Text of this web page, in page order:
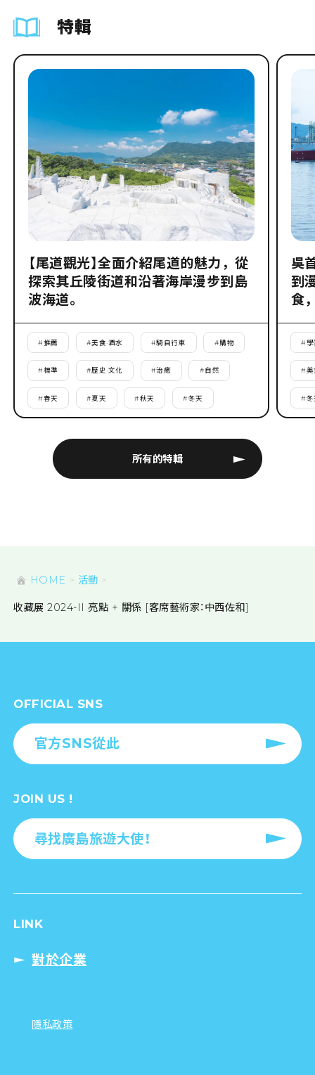
特輯
所有的特輯
【尾道觀光】全面介紹尾道的魅力，從
探索其丘陵街道和沿著海岸漫步到島
波海道。
#推薦 #美食·酒水 #騎自行車 #購物
#標準 #歷史·文化 #治癒 #自然
#春天 #夏天 #秋天 #冬天
吳
到
食
# 學
#美
#冬
HOME 活動
收藏展 2024-II 亮點 + 關係 [客席藝術家：中西佐和]
OFFICIAL SNS
官方SNS從此
JOIN US !
尋找廣島旅遊大使！
LINK
對於企業
隱私政策